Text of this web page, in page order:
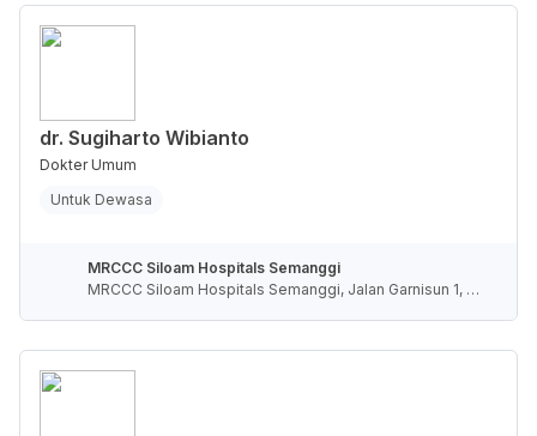
dr. Sugiharto Wibianto
Dokter Umum
Untuk Dewasa
MRCCC Siloam Hospitals Semanggi
MRCCC Siloam Hospitals Semanggi, Jalan Garnisun 1, R